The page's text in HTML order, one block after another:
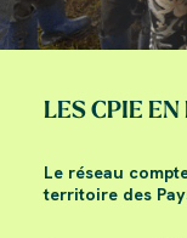
LES CPIE EN
Le réseau
territoire des